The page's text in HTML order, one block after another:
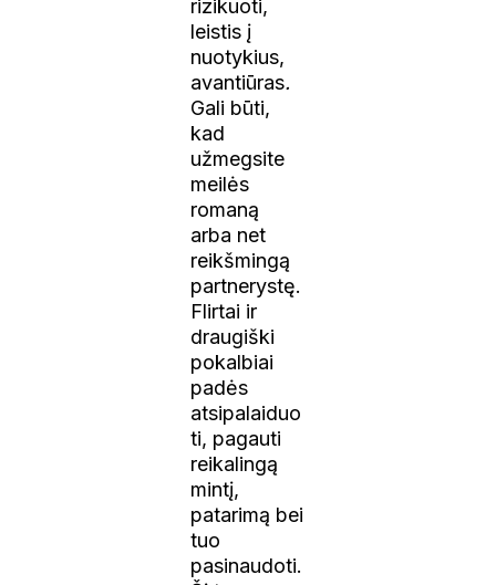
rizikuoti,
leistis į
nuotykius,
avantiūras.
Gali būti,
kad
užmegsite
meilės
romaną
arba net
reikšmingą
partnerystę.
Flirtai ir
draugiški
pokalbiai
padės
atsipalaiduo
ti, pagauti
reikalingą
mintį,
patarimą bei
tuo
pasinaudoti.